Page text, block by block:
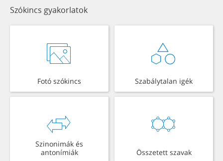
Szókincs gyakorlatok
Fotó szókincs Szabálytalan igék
Szinonimák és
antonímiák
Összetett szavak